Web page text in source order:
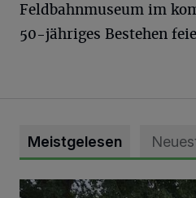
Feldbahnmuseum im
50-jähriges Bestehen
Meistgelesen
Pünktlich zum Schützenfest